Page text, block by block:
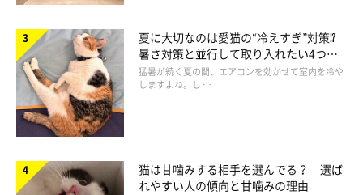
夏に大切なのは愛猫の“冷えすぎ”対策⁉
暑さ対策と並行して取り入れたい4つの
工夫
猛暑が続く夏の間、エアコンを効かせて室内を冷や
しますよね。し …
猫は甘噛みする相手を選んでる？ 選ば
れやすい人の傾向と甘噛みの理由